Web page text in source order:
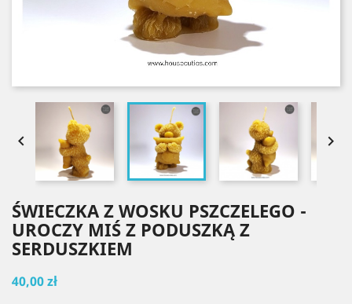
 
ŚWIECZKA Z WOSKU PSZCZELEGO -
UROCZY MIŚ Z PODUSZKĄ Z
SERDUSZKIEM
40,00 zł